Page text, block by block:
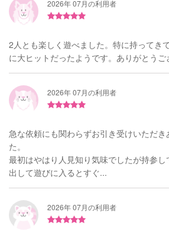
2026年 07月の利用者
2人とも楽しく遊べました。特に持ってき
に大ヒットだったようです。ありがとうご
2026年 07月の利用者
急な依頼にも関わらずお引き受けいただ
た。
最初はやはり人見知り気味でしたが持参
出して遊びに入るとすぐ...
2026年 07月の利用者